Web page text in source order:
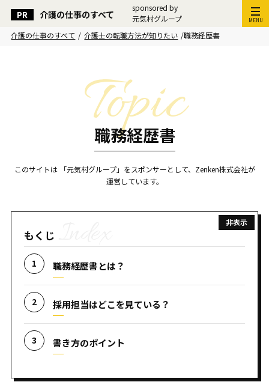
介護の仕事のすべて
sponsored by
元気村グループ
MENU
介護の仕事のすべて / 介護士の転職方法が知りたい /職務経歴書
職務経歴書
このサイトは 「元気村グループ」をスポンサーとして、Zenken株式会社が
運営しています。
もくじ
職務経歴書とは？
採用担当はどこを見ている？
書き方のポイント